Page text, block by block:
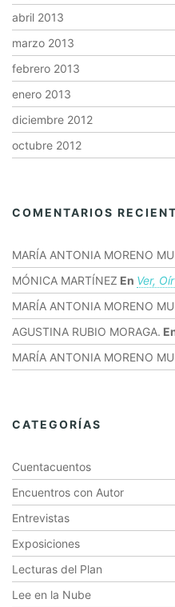
abril 2013
marzo 2013
febrero 2013
enero 2013
diciembre 2012
octubre 2012
COMENTARIOS
MARÍA ANTONIA MORENO
MÓNICA MARTÍNEZ En Ver,
MARÍA ANTONIA MORENO
AGUSTINA RUBIO MORAGA.
MARÍA ANTONIA MORENO
CATEGORÍAS
Cuentacuentos
Encuentros con Autor
Entrevistas
Exposiciones
Lecturas del Plan
Lee en la Nube